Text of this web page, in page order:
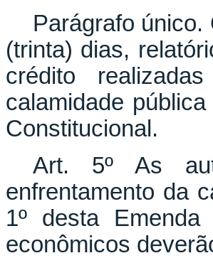
Parágrafo
(trinta) dias,
crédito
calamidade
Constitucional.
Art. 5º As
enfrentamento da
1º desta
econômicos